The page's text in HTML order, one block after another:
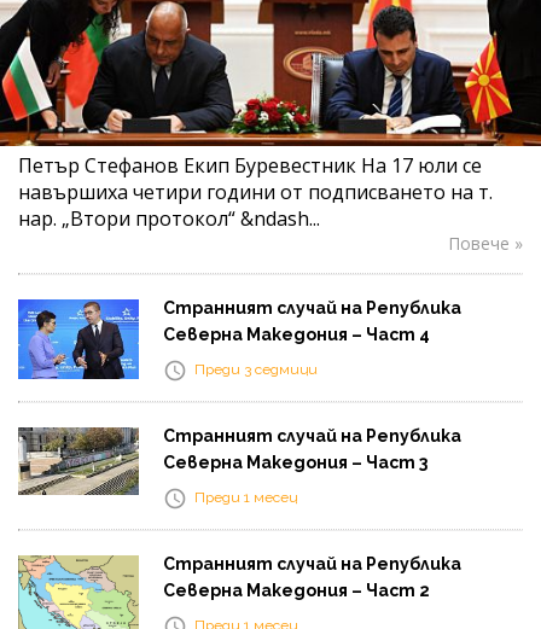
Петър Стефанов Екип Буревестник На 17 юли се
навършиха четири години от подписването на т.
нар. „Втори протокол“ &ndash...
Повече »
Странният случай на Република
Северна Македония – Част 4
Преди 3 седмици
Странният случай на Република
Северна Македония – Част 3
Преди 1 месец
Странният случай на Република
Северна Македония – Част 2
Преди 1 месец